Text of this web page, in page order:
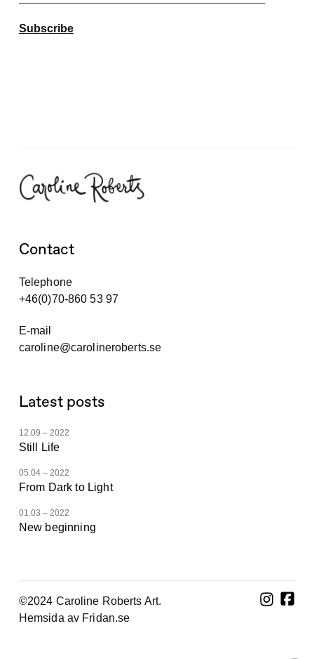
Subscribe
Contact
Telephone
+46(0)70-860 53 97
E-mail
caroline@carolineroberts.se
Latest posts
12.09 – 2022
Still Life
05.04 – 2022
From Dark to Light
01.03 – 2022
New beginning
©2024 Caroline Roberts Art.
Hemsida av Fridan.se